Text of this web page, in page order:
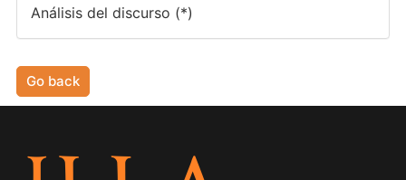
Análisis del discurso (*)
Go back